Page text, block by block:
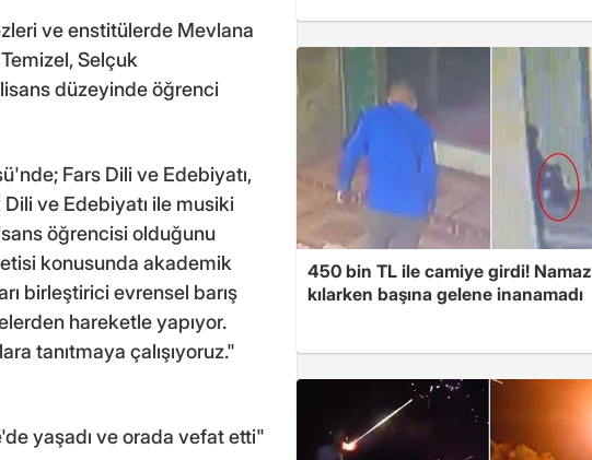
ve enstitülerde Mevlana
Selçuk
düzeyinde öğrenci
Fars Dili ve Edebiyatı,
Dili ve Edebiyatı ile musiki
öğrencisi olduğunu
konusunda akademik
birleştirici evrensel barış
hareketle yapıyor.
tanıtmaya çalışıyoruz."
yaşadı ve orada vefat etti"
450 bin TL ile camiye girdi! Namaz
kılarken başına gelene inanamadı